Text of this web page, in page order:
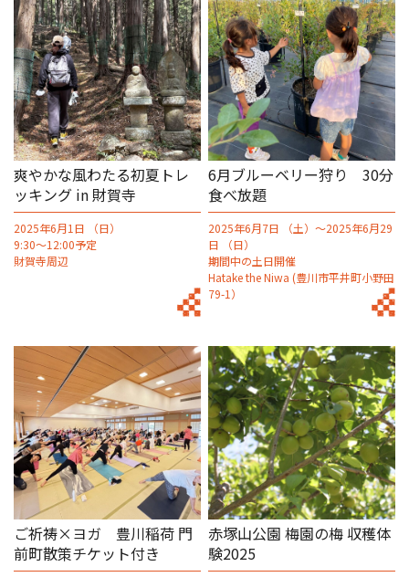
爽やかな風わたる初夏トレ
ッキング in 財賀寺
2025年6月1日 （日）
9:30～12:00予定
財賀寺周辺
6月ブルーベリー狩り 30分
食べ放題
2025年6月7日 （土）～2025年6月29
日 （日）
期間中の土日開催
Hatake the Niwa (豊川市平井町小野田
79-1）
ご祈祷×ヨガ 豊川稲荷 門
前町散策チケット付き
赤塚山公園 梅園の梅 収穫体
験2025